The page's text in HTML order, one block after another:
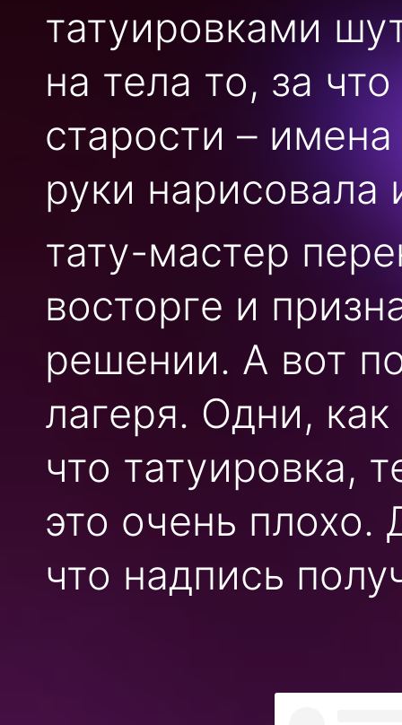
татуировками
на тела то, за
старости –
руки
тату-мастер
восторге и
решении. А вот
лагеря. Одни,
что татуировка,
это очень плохо.
что надпись